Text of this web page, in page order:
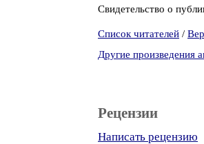
Свидетельство о
Список читателей /
Другие произведения
Рецензии
Написать рецензию